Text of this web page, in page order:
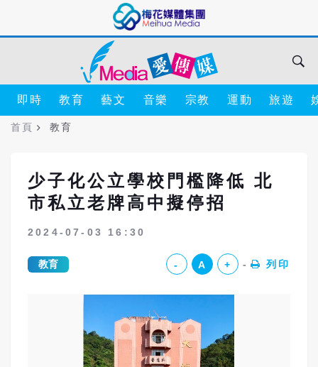
即時 教育 藝文 音樂 宗教 運動 旅遊
首頁 教育
少子化公立學校門檻降低 北
市私立老牌高中擬停招
2024-07-03 16:30
教育 - A + 列印